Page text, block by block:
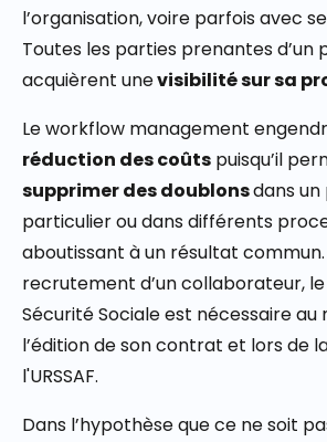
l’organisation, voire parfois avec
Toutes les parties prenantes d’un
acquièrent unevisibilité sur sa
Le workflow management
réduction des coûts puisqu’il
supprimer des doublonsdans un
particulier ou dans différents
aboutissant à un résultat commun.
recrutement d’un collaborateur,
Sécurité Sociale est nécessaire
l’édition de son contrat et lors de
l'URSSAF.
Dans l’hypothèse que ce ne soit